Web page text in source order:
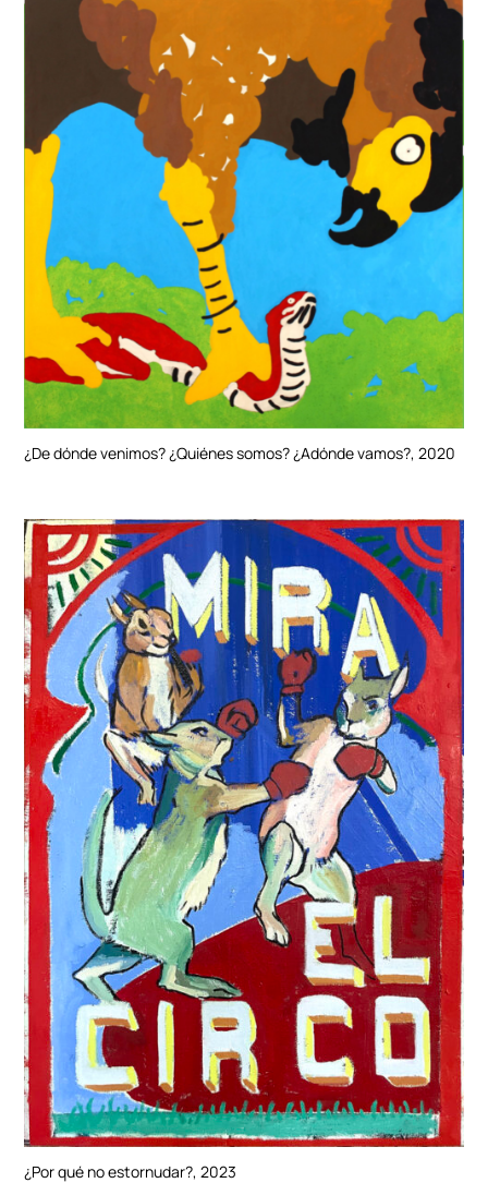
¿De dónde venimos? ¿Quiénes somos? ¿Adónde vamos?, 2020
¿Por qué no estornudar?, 2023